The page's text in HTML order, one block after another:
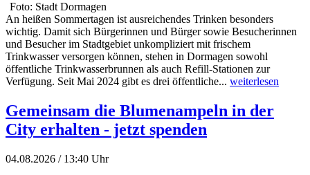
Foto: Stadt Dormagen
An heißen Sommertagen ist ausreichendes Trinken besonders
wichtig. Damit sich Bürgerinnen und Bürger sowie Besucherinnen
und Besucher im Stadtgebiet unkompliziert mit frischem
Trinkwasser versorgen können, stehen in Dormagen sowohl
öffentliche Trinkwasserbrunnen als auch Refill-Stationen zur
Verfügung. Seit Mai 2024 gibt es drei öffentliche... weiterlesen
Gemeinsam die Blumenampeln in der
City erhalten - jetzt spenden
04.08.2026 / 13:40 Uhr